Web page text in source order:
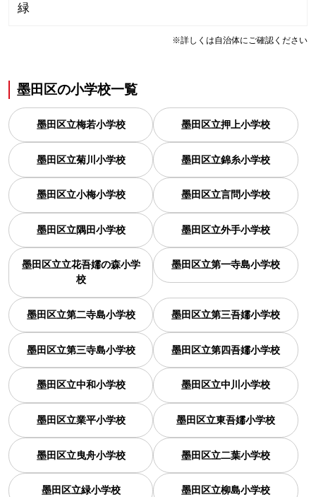
緑
※詳しくは自治体にご確認ください
墨田区の小学校一覧
墨田区立梅若小学校 墨田区立押上小学校
墨田区立菊川小学校 墨田区立錦糸小学校
墨田区立小梅小学校 墨田区立言問小学校
墨田区立隅田小学校 墨田区立外手小学校
墨田区立立花吾嬬の森小学
校
墨田区立第一寺島小学校
墨田区立第二寺島小学校 墨田区立第三吾嬬小学校
墨田区立第三寺島小学校 墨田区立第四吾嬬小学校
墨田区立中和小学校 墨田区立中川小学校
墨田区立業平小学校 墨田区立東吾嬬小学校
墨田区立曳舟小学校 墨田区立二葉小学校
墨田区立緑小学校 墨田区立柳島小学校